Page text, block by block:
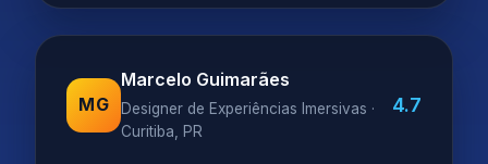
MG
Marcelo Guimarães
Designer de Experiências Imersivas ·
Curitiba, PR
4.7